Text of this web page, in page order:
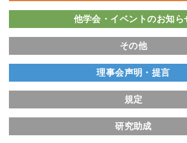
他学会・イベントのお知ら
その他
理事会声明・提言
規定
研究助成